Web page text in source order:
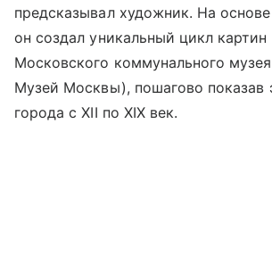
предсказывал художник. На
он создал уникальный цикл картин
Московского коммунального
Музей Москвы), пошагово
города с XII по XIX век.